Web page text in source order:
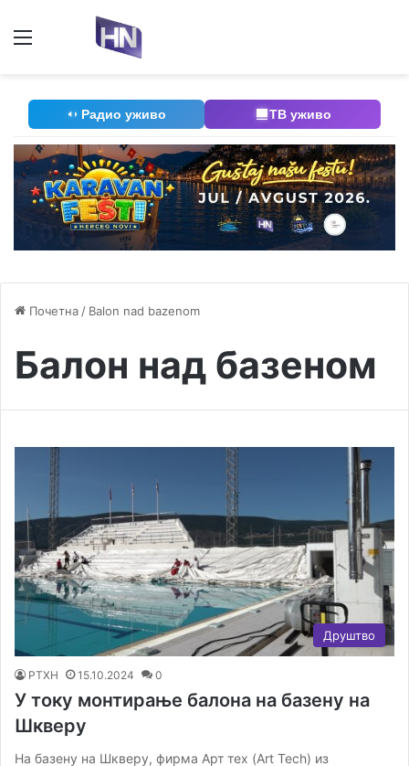
Радио уживо ТВ уживо
Почетна / Balon nad bazenom
Балон над базеном
Друштво
РТХН 15.10.2024 0
У току монтирање балона на базену на
Шкверу
На базену на Шкверу, фирма Арт тех (Art Tech) из